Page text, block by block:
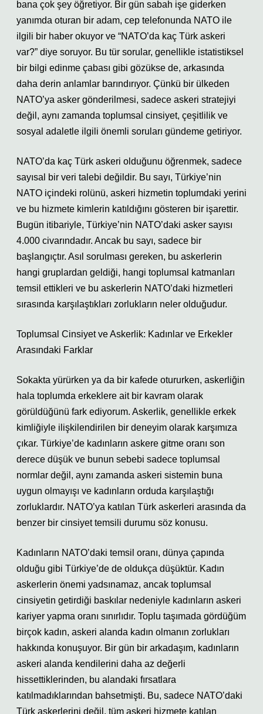
bana çok şey öğretiyor. Bir gün sabah işe giderken
yanımda oturan bir adam, cep telefonunda NATO ile
ilgili bir haber okuyor ve “NATO’da kaç Türk askeri
var?” diye soruyor. Bu tür sorular, genellikle istatistiksel
bir bilgi edinme çabası gibi gözükse de, arkasında
daha derin anlamlar barındırıyor. Çünkü bir ülkeden
NATO’ya asker gönderilmesi, sadece askeri stratejiyi
değil, aynı zamanda toplumsal cinsiyet, çeşitlilik ve
sosyal adaletle ilgili önemli soruları gündeme getiriyor.
NATO’da kaç Türk askeri olduğunu öğrenmek, sadece
sayısal bir veri talebi değildir. Bu sayı, Türkiye’nin
NATO içindeki rolünü, askeri hizmetin toplumdaki yerini
ve bu hizmete kimlerin katıldığını gösteren bir işarettir.
Bugün itibariyle, Türkiye’nin NATO’daki asker sayısı
4.000 civarındadır. Ancak bu sayı, sadece bir
başlangıçtır. Asıl sorulması gereken, bu askerlerin
hangi gruplardan geldiği, hangi toplumsal katmanları
temsil ettikleri ve bu askerlerin NATO’daki hizmetleri
sırasında karşılaştıkları zorlukların neler olduğudur.
Toplumsal Cinsiyet ve Askerlik: Kadınlar ve Erkekler
Arasındaki Farklar
Sokakta yürürken ya da bir kafede otururken, askerliğin
hala toplumda erkeklere ait bir kavram olarak
görüldüğünü fark ediyorum. Askerlik, genellikle erkek
kimliğiyle ilişkilendirilen bir deneyim olarak karşımıza
çıkar. Türkiye’de kadınların askere gitme oranı son
derece düşük ve bunun sebebi sadece toplumsal
normlar değil, aynı zamanda askeri sistemin buna
uygun olmayışı ve kadınların orduda karşılaştığı
zorluklardır. NATO’ya katılan Türk askerleri arasında da
benzer bir cinsiyet temsili durumu söz konusu.
Kadınların NATO’daki temsil oranı, dünya çapında
olduğu gibi Türkiye’de de oldukça düşüktür. Kadın
askerlerin önemi yadsınamaz, ancak toplumsal
cinsiyetin getirdiği baskılar nedeniyle kadınların askeri
kariyer yapma oranı sınırlıdır. Toplu taşımada gördüğüm
birçok kadın, askeri alanda kadın olmanın zorlukları
hakkında konuşuyor. Bir gün bir arkadaşım, kadınların
askeri alanda kendilerini daha az değerli
hissettiklerinden, bu alandaki fırsatlara
katılmadıklarından bahsetmişti. Bu, sadece NATO’daki
Türk askerlerini değil, tüm askeri hizmete katılan